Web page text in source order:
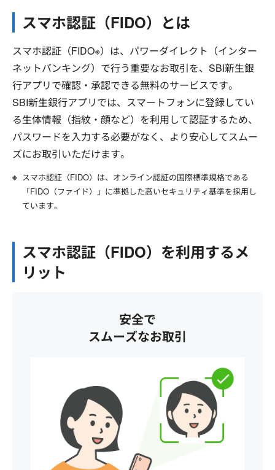
スマホ認証（FIDO）とは
スマホ認証（FIDO※）は、パワーダイレクト（インター
ネットバンキング）で行う重要なお取引を、SBI新生銀
行アプリで確認・承認できる無料のサービスです。
SBI新生銀行アプリでは、スマートフォンに登録してい
る生体情報（指紋・顔など）を利用して認証するため、
パスワードを入力する必要がなく、より安心してスムー
ズにお取引いただけます。
スマホ認証（FIDO）は、オンライン認証の国際標準規格である
「FIDO（ファイド）」に準拠した高いセキュリティ基準を採用し
ています。
スマホ認証（FIDO）を利用するメ
リット
安全で
スムーズなお取引